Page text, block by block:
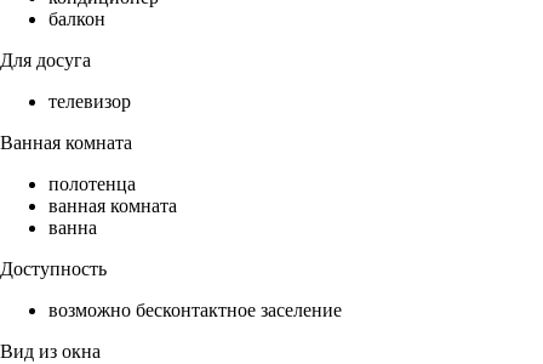
балкон
Для досуга
телевизор
Ванная комната
полотенца
ванная комната
ванна
Доступность
возможно бесконтактное заселение
Вид из окна